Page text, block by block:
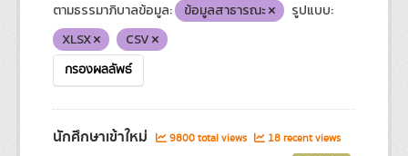
ตามธรรมาภิบาลข้อมูล:
ข้อมูลสาธารณะ
รูปแบบ:
XLSX
CSV
กรองผลลัพธ์
นักศึกษาเข้าใหม่ 9800 total views 18 recent views